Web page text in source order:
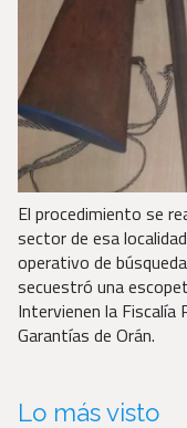
El procedimiento se
sector de esa
operativo de
secuestró una
Intervienen la Fiscalía
Garantías de Orán.
Lo más visto